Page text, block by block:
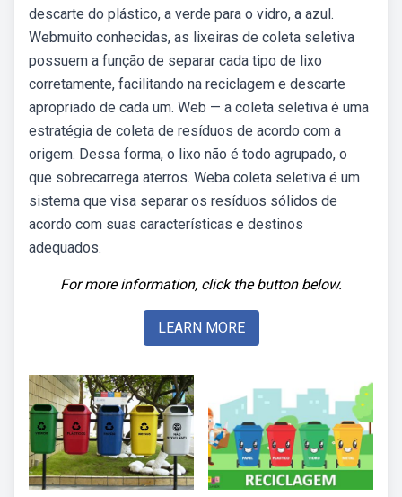
descarte do plástico, a verde para o vidro, a azul.
Webmuito conhecidas, as lixeiras de coleta seletiva
possuem a função de separar cada tipo de lixo
corretamente, facilitando na reciclagem e descarte
apropriado de cada um. Web — a coleta seletiva é uma
estratégia de coleta de resíduos de acordo com a
origem. Dessa forma, o lixo não é todo agrupado, o
que sobrecarrega aterros. Weba coleta seletiva é um
sistema que visa separar os resíduos sólidos de
acordo com suas características e destinos
adequados.
For more information, click the button below.
LEARN MORE